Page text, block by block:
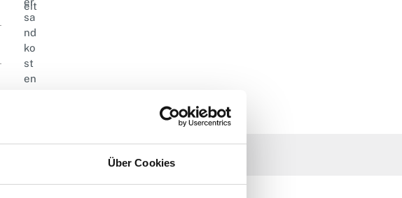
Über Cookies